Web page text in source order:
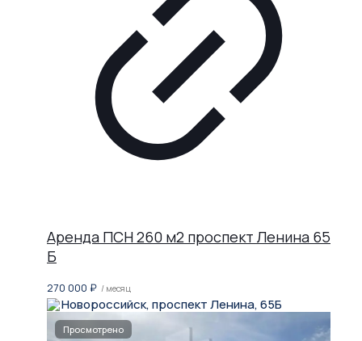
Аренда ПСН 260 м2 проспект Ленина 65
Б
270 000 ₽ / месяц
Новороссийск, проспект Ленина, 65Б